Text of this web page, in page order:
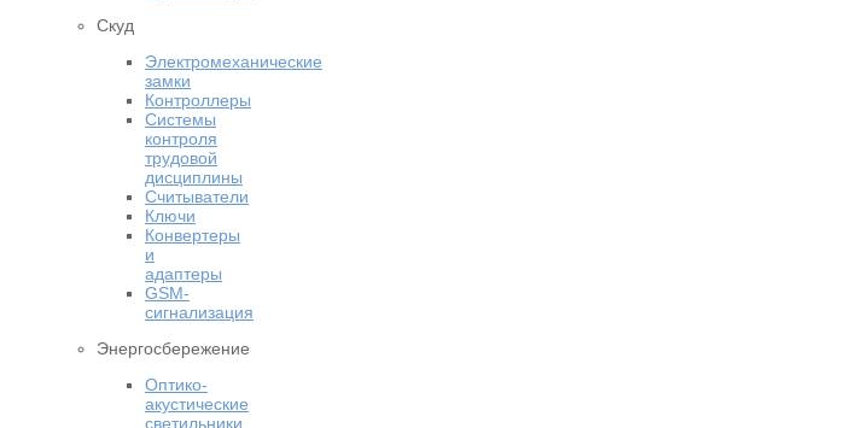
Скуд
Электромеханические
замки
Контроллеры
Системы
контроля
трудовой
дисциплины
Считыватели
Ключи
Конвертеры
и
адаптеры
GSM-
сигнализация
Энергосбережение
Оптико-
акустические
светильники